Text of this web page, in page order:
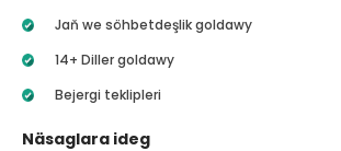
Jaň we söhbetdeşlik goldawy
14+ Diller goldawy
Bejergi teklipleri
Näsaglara ideg